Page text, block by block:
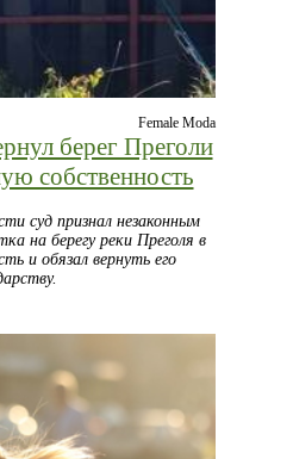
Female Moda
берег Преголи
собственность
суд признал незаконным
на берегу реки Преголя в
и обязал вернуть его